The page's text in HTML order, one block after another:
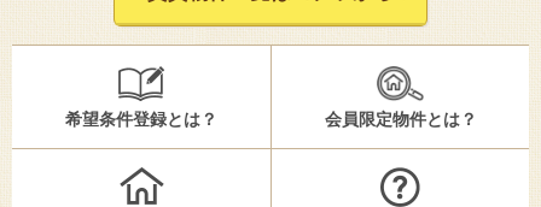
希望条件登録とは？ 会員限定物件とは？